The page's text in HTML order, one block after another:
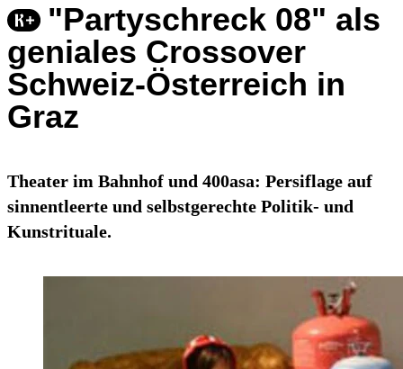
"Partyschreck 08" als
geniales Crossover
Schweiz-Österreich in
Graz
Theater im Bahnhof und 400asa: Persiflage auf
sinnentleerte und selbstgerechte Politik- und
Kunstrituale.